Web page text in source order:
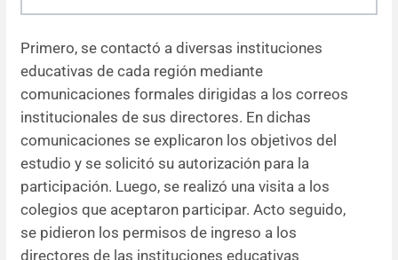
Primero, se contactó a diversas instituciones
educativas de cada región mediante
comunicaciones formales dirigidas a los correos
institucionales de sus directores. En dichas
comunicaciones se explicaron los objetivos del
estudio y se solicitó su autorización para la
participación. Luego, se realizó una visita a los
colegios que aceptaron participar. Acto seguido,
se pidieron los permisos de ingreso a los
directores de las instituciones educativas